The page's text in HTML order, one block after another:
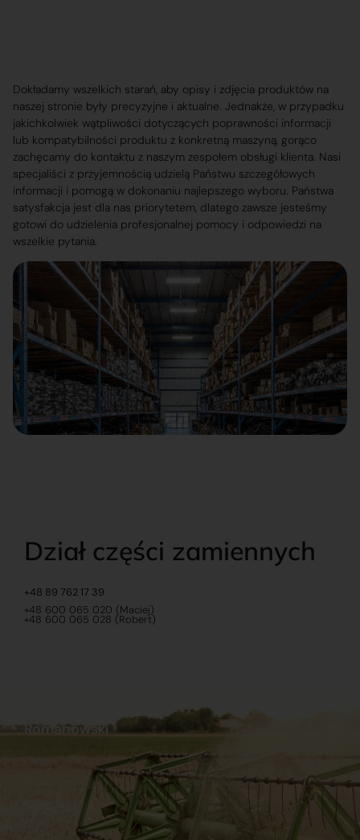
Dokładamy wszelkich starań, aby opisy i zdjęcia produktów na
naszej stronie były precyzyjne i aktualne. Jednakże, w przypadku
jakichkolwiek wątpliwości dotyczących poprawności informacji
lub kompatybilności produktu z konkretną maszyną, gorąco
zachęcamy do kontaktu z naszym zespołem obsługi klienta. Nasi
specjaliści z przyjemnością udzielą Państwu szczegółowych
informacji i pomogą w dokonaniu najlepszego wyboru. Państwa
satysfakcja jest dla nas priorytetem, dlatego zawsze jesteśmy
gotowi do udzielenia profesjonalnej pomocy i odpowiedzi na
wszelkie pytania.
Dział części zamiennych
+48 89 762 17 39
+48 600 065 020 (Maciej)
+48 600 065 028 (Robert)
Romanowski
Sklep internetowy
Praca
Ubezpieczenia